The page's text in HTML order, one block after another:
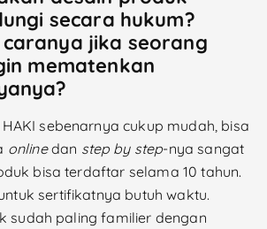
secara hukum?
jika seorang
mematenkan
sebenarnya cukup mudah, bisa
onlinedan step by step-nya sangat
bisa terdaftar selama 10 tahun.
sertifikatnya butuh waktu.
sudah paling familier dengan